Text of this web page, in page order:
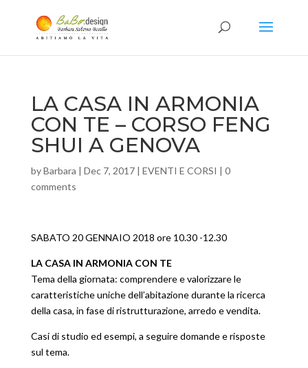
LA CASA IN ARMONIA
CON TE – CORSO FENG
SHUI A GENOVA
byBarbara | Dec 7, 2017| EVENTI E CORSI | 0
comments
SABATO 20 GENNAIO 2018 ore 10.30 -12.30
LA CASA IN ARMONIA CON TE
Tema della giornata: comprendere e valorizzare le
caratteristiche uniche dell’abitazione durante la ricerca
della casa, in fase di ristrutturazione, arredo e vendita.
Casi di studio ed esempi, a seguire domande e risposte
sul tema.